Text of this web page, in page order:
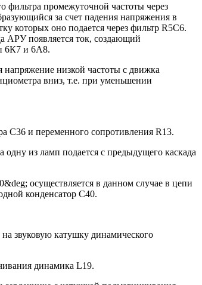
фильтра промежуточной частоты через
за счет падения напряжения в
которых оно подается через фильтр R5C6.
АРУ появляется ток, создающий
6К7 и 6А8.
напряжение низкой частоты с движка
вниз, т.е. при уменьшении
C36 и переменного сопротивления R13.
из ламп подается с предыдущего каскада
осуществляется в данном случае в цепи
конденсатор C40.
звуковую катушку динамического
динамика L19.